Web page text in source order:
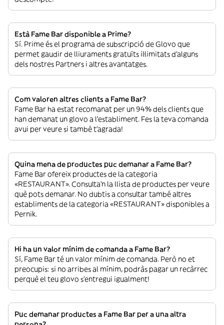
Està Fame Bar disponible a Prime?
Sí. Prime és el programa de subscripció de Glovo que
permet gaudir de lliuraments gratuïts il·limitats d’alguns
dels nostres Partners i altres avantatges.
Com valoren altres clients a Fame Bar?
Fame Bar ha estat recomanat per un 94% dels clients que
han demanat un glovo a l’establiment. Fes la teva comanda
avui per veure si també t’agrada!
Quina mena de productes puc demanar a Fame Bar?
Fame Bar ofereix productes de la categoria
«RESTAURANT». Consulta’n la llista de productes per veure
què pots demanar. No dubtis a consultar també altres
establiments de la categoria «RESTAURANT» disponibles a
Pernik.
Hi ha un valor mínim de comanda a Fame Bar?
Sí, Fame Bar té un valor mínim de comanda. Però no et
preocupis: si no arribes al mínim, podràs pagar un recàrrec
perquè el teu glovo s’entregui igualment!
Puc demanar productes a Fame Bar per a una altra